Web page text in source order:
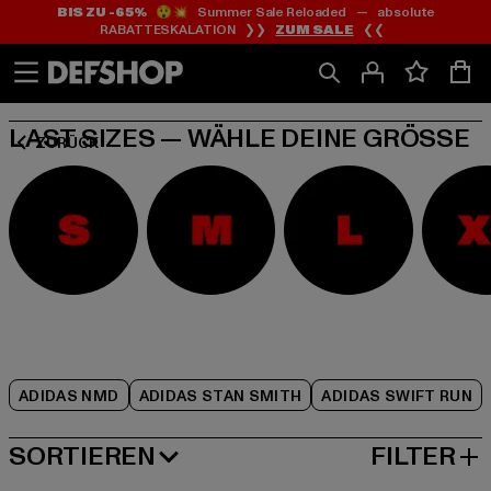
Zum
Inhalt
springen
Zum
Fußzeile
springen
BIS ZU -65%😲💥 Summer Sale Reloaded — absolute
RABATTESKALATION ❯❯ ZUM SALE ❮❮
ZURÜCK
LAST SIZES — WÄHLE DEINE GRÖSSE
ADIDAS NMD ADIDAS STAN SMITH ADIDAS SWIFT RUN
Zum
Produktraster
springen
SORTIEREN
BELIEBTESTE FILTER